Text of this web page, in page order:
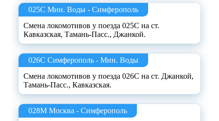
025С Мин. Воды - Симферополь
Смена локомотивов у поезда 025С на ст.
Кавказская, Тамань-Пасс., Джанкой.
026С Симферополь - Мин. Воды
Смена локомотивов у поезда 026С на ст. Джанкой,
Тамань-Пасс., Кавказская.
028М Москва - Симферополь